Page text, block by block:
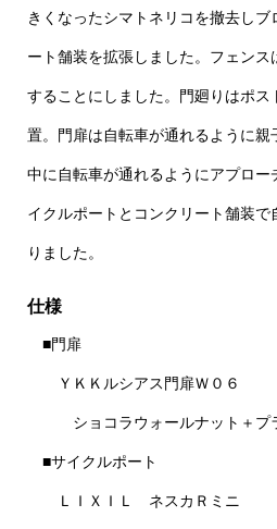
きくなったシマトネリコを撤去しブ
ート舗装を拡張しました。フェンス
することにしました。門廻りはポス
置。門扉は自転車が通れるように
中に自転車が通れるようにアプロ
イクルポートとコンクリート舗装
りました。
仕様
■門扉
ＹＫＫルシアス門扉Ｗ０６
ショコラウォールナット＋プ
■サイクルポート
ＬＩＸＩＬ ネスカＲミニ